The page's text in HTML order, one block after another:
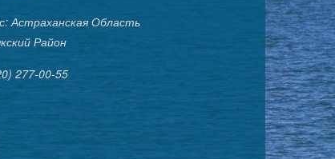
Астраханская Область
Район
277-00-55